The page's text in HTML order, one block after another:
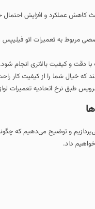
کاهش عملکرد و افزایش احتمال
به تعمیرات اتو فیلیپس را
دقت و کیفیت بالاتری انجام شود.
که خیال شما را از کیفیت کار
طبق نرخ اتحادیه تعمیرات
و توضیح می‌دهیم که چگونه
داد.